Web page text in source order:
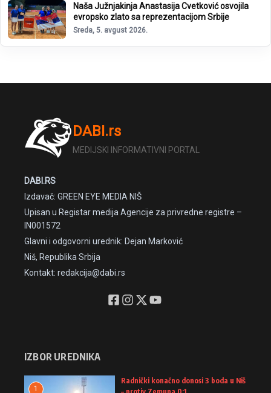
Naša Južnjakinja Anastasija Cvetković osvojila
evropsko zlato sa reprezentacijom Srbije
Sreda, 5. avgust 2026.
DABI.rs
MEDIJSKI INFORMATIVNI PORTAL
DABI.RS
Izdavač: GREEN EYE MEDIA NIŠ
Upisan u Registar medija Agencije za privredne registre –
IN001572
Glavni i odgovorni urednik: Dejan Marković
Niš, Republika Srbija
Kontakt: redakcija@dabi.rs
IZBOR UREDNIKA
1
Radnički konačno donosi 3 boda u Niš